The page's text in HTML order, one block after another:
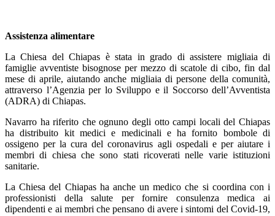
Assistenza alimentare
La Chiesa del Chiapas è stata in grado di assistere migliaia di
famiglie avventiste bisognose per mezzo di scatole di cibo, fin dal
mese di aprile, aiutando anche migliaia di persone della comunità,
attraverso l’Agenzia per lo Sviluppo e il Soccorso dell’Avventista
(ADRA) di Chiapas.
Navarro ha riferito che ognuno degli otto campi locali del Chiapas
ha distribuito kit medici e medicinali e ha fornito bombole di
ossigeno per la cura del coronavirus agli ospedali e per aiutare i
membri di chiesa che sono stati ricoverati nelle varie istituzioni
sanitarie.
La Chiesa del Chiapas ha anche un medico che si coordina con i
professionisti della salute per fornire consulenza medica ai
dipendenti e ai membri che pensano di avere i sintomi del Covid-19,